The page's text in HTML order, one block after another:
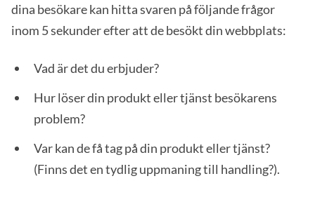
dina besökare kan hitta svaren på följande frågor
inom 5 sekunder efter att de besökt din webbplats:
Vad är det du erbjuder?
Hur löser din produkt eller tjänst besökarens
problem?
Var kan de få tag på din produkt eller tjänst?
(Finns det en tydlig uppmaning till handling?).